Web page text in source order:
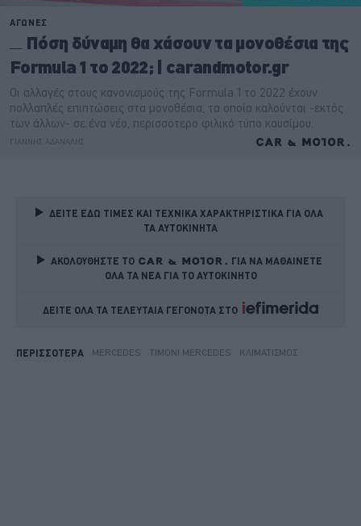
ΔΕΙΤΕ ΕΔΩ ΤΙΜΕΣ ΚΑΙ ΤΕΧΝΙΚΑ ΧΑΡΑΚΤΗΡΙΣΤΙΚΑ ΓΙΑ ΟΛΑ
ΤΑ ΑΥΤΟΚΙΝΗΤΑ
ΑΚΟΛΟΥΘΗΣΤΕ ΤΟ
ΓΙΑ ΝΑ ΜΑΘΑΙΝΕΤΕ
ΟΛΑ ΤΑ ΝΕΑ ΓΙΑ ΤΟ ΑΥΤΟΚΙΝΗΤΟ
ΔΕΙΤΕ ΟΛΑ ΤΑ ΤΕΛΕΥΤΑΙΑ ΓΕΓΟΝΟΤΑ ΣΤΟ
ΠΕΡΙΣΣΟΤΕΡΑ MERCEDES ΤΙΜΌΝΙ MERCEDES ΚΛΙΜΑΤΙΣΜΌΣ